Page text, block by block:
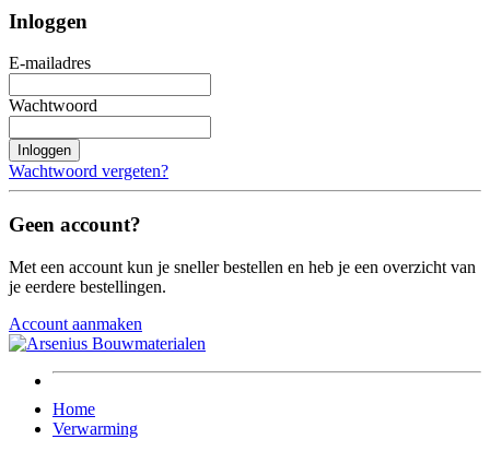
Inloggen
E-mailadres
Wachtwoord
Inloggen
Wachtwoord vergeten?
Geen account?
Met een account kun je sneller bestellen en heb je een overzicht van
je eerdere bestellingen.
Account aanmaken
Home
Verwarming